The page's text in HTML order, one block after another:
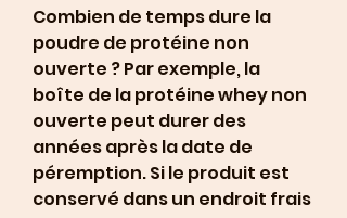
Combien de temps dure la
poudre de protéine non
ouverte ? Par exemple, la
boîte de la protéine whey non
ouverte peut durer des
années après la date de
péremption. Si le produit est
conservé dans un endroit frais